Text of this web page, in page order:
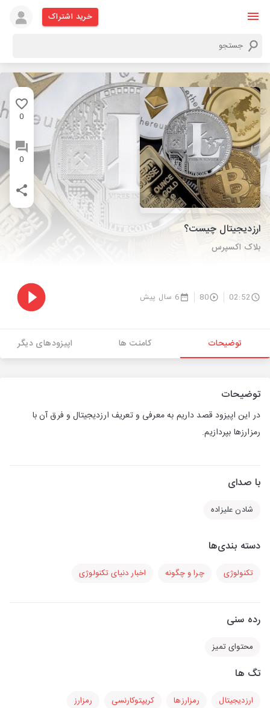
خرید اشتراک
0
0
ارزدیجیتال چیست؟
بلاک اکسپرس
02:52
80 6 سال پیش
توضیحات کامنت ها اپیزودهای دیگر
توضیحات
در این اپیزود قصد داریم به معرفی و تعریف ارزدیجیتال و فرق آن با
رمزارزها بپردازیم.
با صدای
شادن علیزاده
دسته بندی‌ها
تکنولوژی چرا و چگونه اخبار دنیای تکنولوژی
رده سنی
محتوای تمیز
تگ ها
ارزدیجیتال رمزارزها کریپتوکارنسی
رمزارز